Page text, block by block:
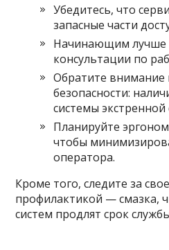
Убедитесь, что
запасные части
Начинающим лучше
консультации по
Обратите внимание
безопасности:
системы экстренной
Планируйте
чтобы
оператора.
Кроме того, следите за
профилактикой — смазка,
систем продлят срок